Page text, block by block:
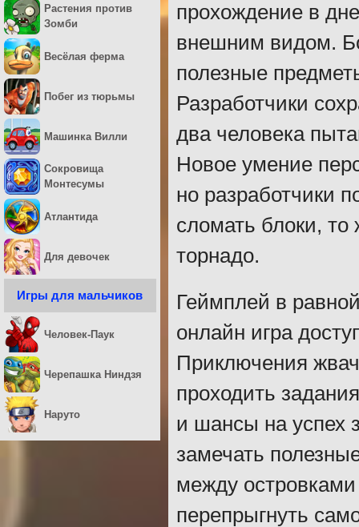
прохождение в
внешним видом.
полезные
Разработчики
два человека
Новое умение
но разработчики
сломать блоки,
торнадо.
Геймплей в
онлайн игра
Приключения
проходить
и шансы на успех
замечать
между
перепрыгнуть
Растения против
Зомби
Весёлая ферма
Побег из тюрьмы
Машинка Вилли
Сокровища
Монтесумы
Атлантида
Для девочек
Игры для мальчиков
Человек-Паук
Черепашка Ниндзя
Наруто